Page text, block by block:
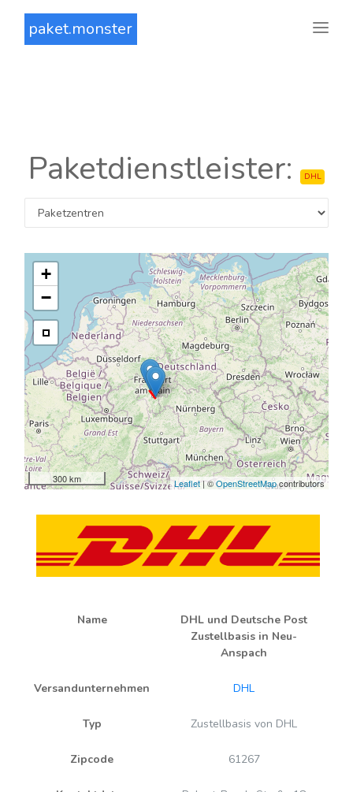
paket.monster
Paketdienstleister: DHL
+
−
300 km Leaflet | ©OpenStreetMapcontributors
Name
DHL und Deutsche Post
Zustellbasis in Neu-
Anspach
Versandunternehmen DHL
Typ Zustellbasis von DHL
Zipcode 61267